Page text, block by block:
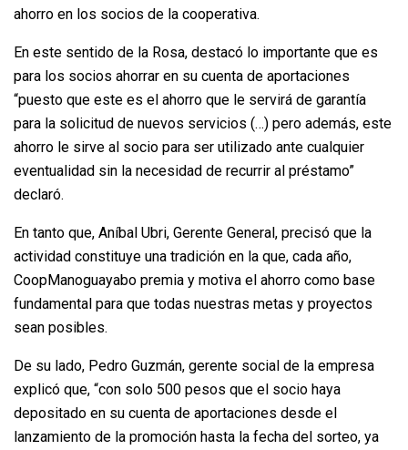
ahorro en los socios de la cooperativa.
En este sentido de la Rosa, destacó lo importante que es
para los socios ahorrar en su cuenta de aportaciones
“puesto que este es el ahorro que le servirá de garantía
para la solicitud de nuevos servicios (…) pero además, este
ahorro le sirve al socio para ser utilizado ante cualquier
eventualidad sin la necesidad de recurrir al préstamo”
declaró.
En tanto que, Aníbal Ubri, Gerente General, precisó que la
actividad constituye una tradición en la que, cada año,
CoopManoguayabo premia y motiva el ahorro como base
fundamental para que todas nuestras metas y proyectos
sean posibles.
De su lado, Pedro Guzmán, gerente social de la empresa
explicó que, “con solo 500 pesos que el socio haya
depositado en su cuenta de aportaciones desde el
lanzamiento de la promoción hasta la fecha del sorteo, ya